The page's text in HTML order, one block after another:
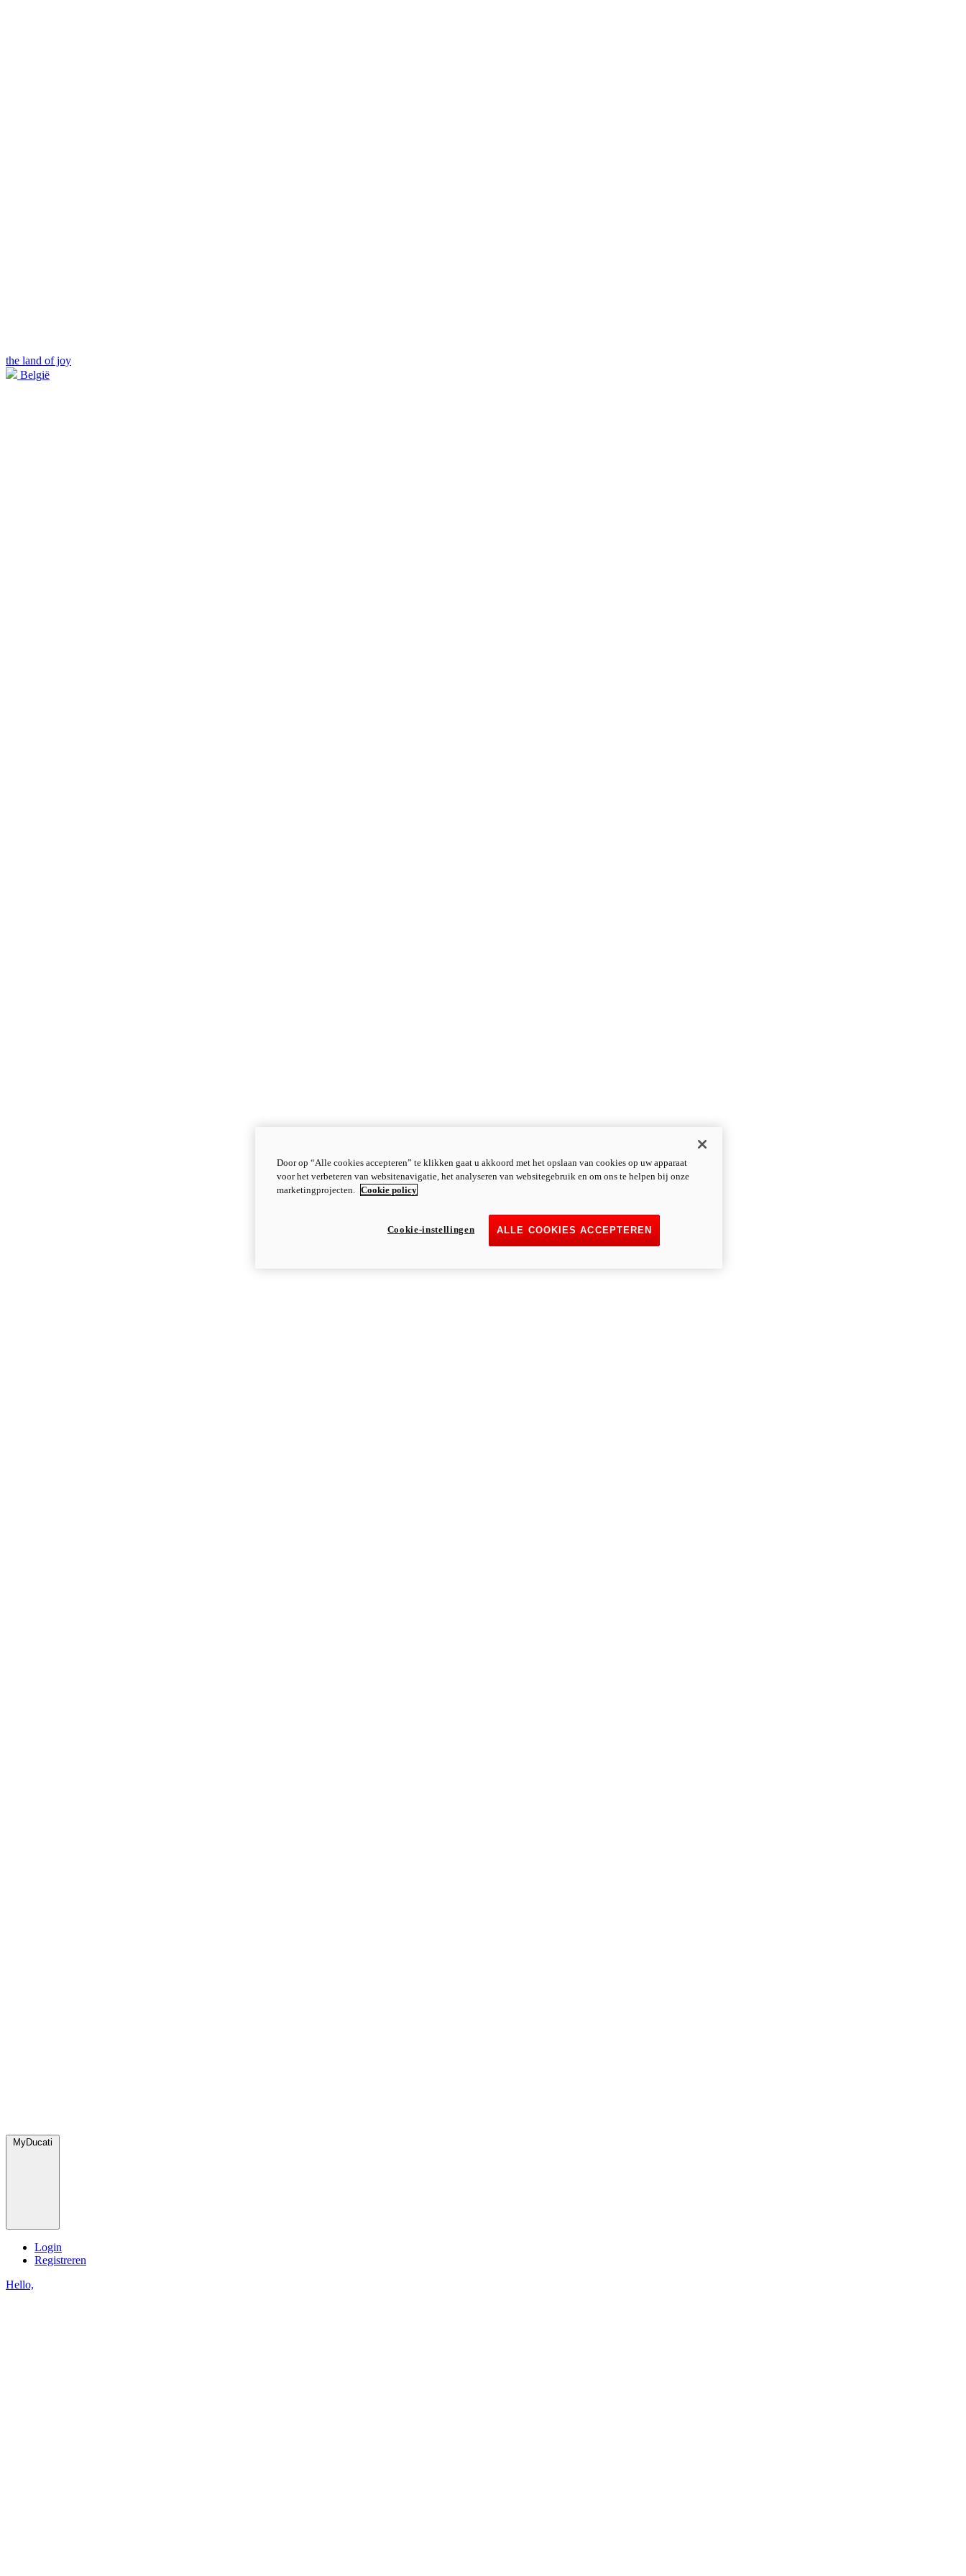
the land of joy
België
MyDucati
Login
Registreren
Hello,
Door op “Alle cookies accepteren” te klikken gaat u akkoord met het opslaan van cookies op uw apparaat
voor het verbeteren van websitenavigatie, het analyseren van websitegebruik en om ons te helpen bij onze
marketingprojecten. Cookie policy
ALLE COOKIES ACCEPTEREN
Cookie-instellingen